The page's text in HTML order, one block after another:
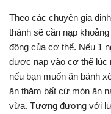
Theo các chuyên gia
thành sẽ cần nạp
động của cơ thể. Nếu 1
được nạp vào cơ thể lúc
nếu bạn muốn ăn bánh
ăn thăm bất cứ món ăn
vừa. Tương đương với